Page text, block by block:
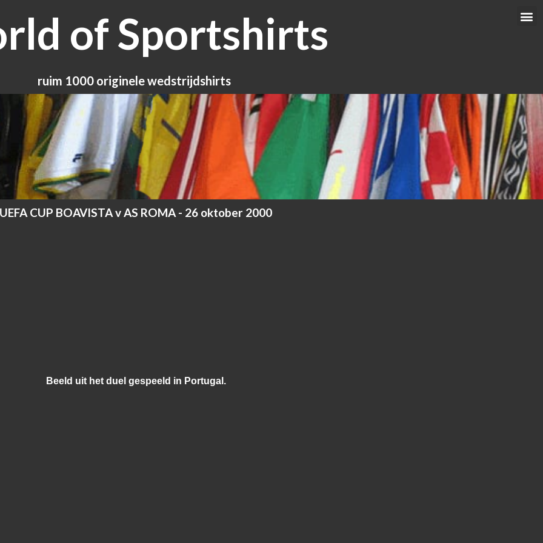
of Sportshirts
ruim 1000 originele wedstrijdshirts
UEFA CUP BOAVISTA v AS ROMA - 26 oktober 2000
Beeld uit het duel gespeeld in Portugal.